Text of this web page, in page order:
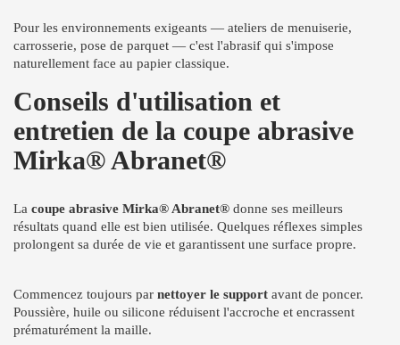
Pour les environnements exigeants — ateliers de menuiserie,
carrosserie, pose de parquet — c'est l'abrasif qui s'impose
naturellement face au papier classique.
Conseils d'utilisation et
entretien de la coupe abrasive
Mirka® Abranet®
La coupe abrasive Mirka® Abranet® donne ses meilleurs
résultats quand elle est bien utilisée. Quelques réflexes simples
prolongent sa durée de vie et garantissent une surface propre.
Commencez toujours par nettoyer le support avant de poncer.
Poussière, huile ou silicone réduisent l'accroche et encrassent
prématurément la maille.